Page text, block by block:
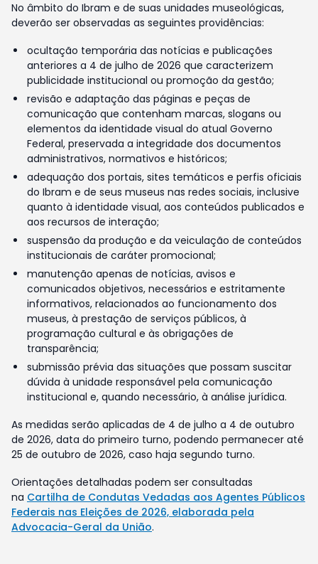
No âmbito do Ibram e de suas unidades museológicas,
deverão ser observadas as seguintes providências:
ocultação temporária das notícias e publicações
anteriores a 4 de julho de 2026 que caracterizem
publicidade institucional ou promoção da gestão;
revisão e adaptação das páginas e peças de
comunicação que contenham marcas, slogans ou
elementos da identidade visual do atual Governo
Federal, preservada a integridade dos documentos
administrativos, normativos e históricos;
adequação dos portais, sites temáticos e perfis oficiais
do Ibram e de seus museus nas redes sociais, inclusive
quanto à identidade visual, aos conteúdos publicados e
aos recursos de interação;
suspensão da produção e da veiculação de conteúdos
institucionais de caráter promocional;
manutenção apenas de notícias, avisos e
comunicados objetivos, necessários e estritamente
informativos, relacionados ao funcionamento dos
museus, à prestação de serviços públicos, à
programação cultural e às obrigações de
transparência;
submissão prévia das situações que possam suscitar
dúvida à unidade responsável pela comunicação
institucional e, quando necessário, à análise jurídica.
As medidas serão aplicadas de 4 de julho a 4 de outubro
de 2026, data do primeiro turno, podendo permanecer até
25 de outubro de 2026, caso haja segundo turno.
Orientações detalhadas podem ser consultadas
na Cartilha de Condutas Vedadas aos Agentes Públicos
Federais nas Eleições de 2026, elaborada pela
Advocacia-Geral da União.